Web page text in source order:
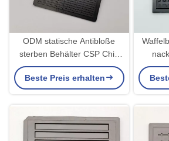
ODM statische Antibloße
sterben Behälter CSP Chip
Scale Package Transporting
IC
Beste Preis erhalten